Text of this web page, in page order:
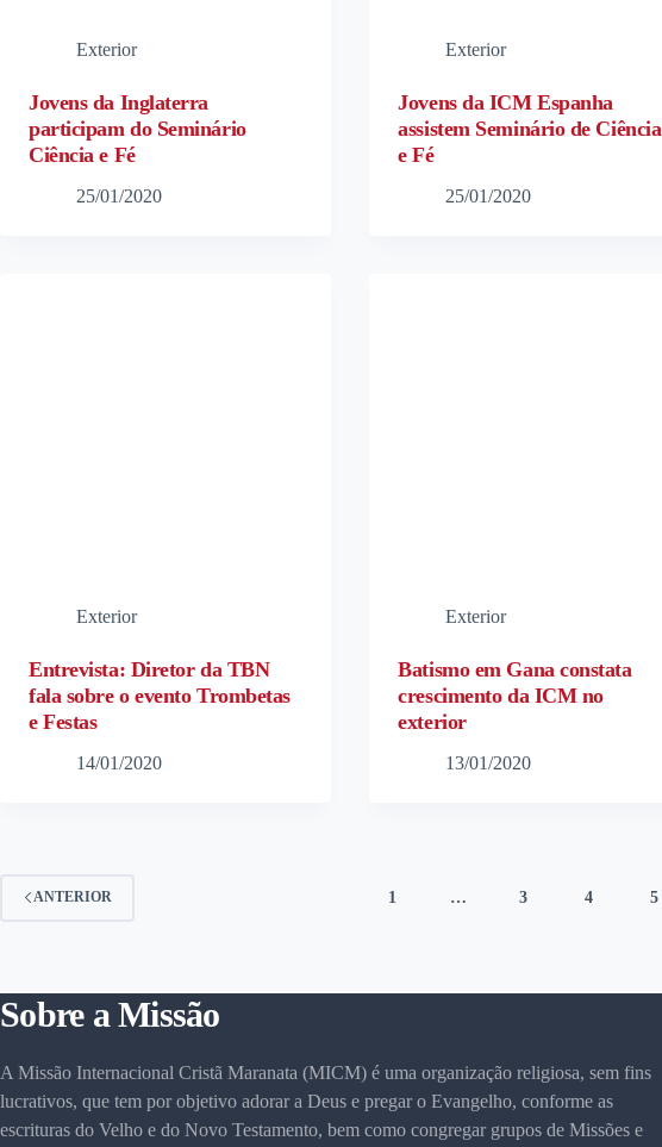
Exterior
Jovens da Inglaterra
participam do Seminário
Ciência e Fé
25/01/2020
Exterior
Jovens da ICM Espanha
assistem Seminário de Ciência
e Fé
25/01/2020
Exterior
Entrevista: Diretor da TBN
fala sobre o evento Trombetas
e Festas
14/01/2020
Exterior
Batismo em Gana constata
crescimento da ICM no
exterior
13/01/2020
ANTERIOR 1 … 3 4 5
Sobre a Missão
A Missão Internacional Cristã Maranata (MICM) é uma organização religiosa, sem fins
lucrativos, que tem por objetivo adorar a Deus e pregar o Evangelho, conforme as
escrituras do Velho e do Novo Testamento, bem como congregar grupos de Missões e